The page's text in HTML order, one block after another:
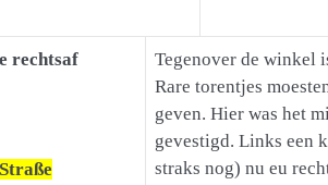
rechtsaf
Tegenover de winkel
Rare torentjes
geven. Hier was het
gevestigd. Links een
straks nog) nu eu